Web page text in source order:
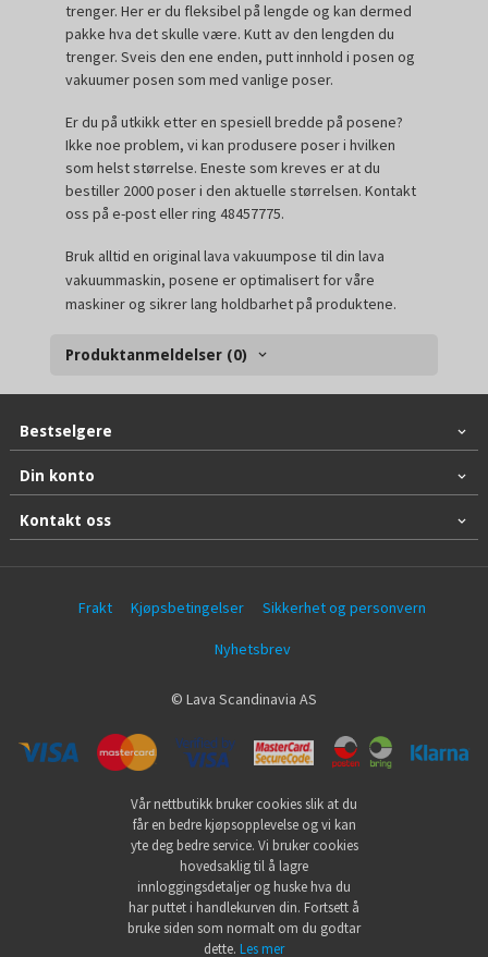
trenger. Her er du fleksibel på lengde og kan dermed
pakke hva det skulle være. Kutt av den lengden du
trenger. Sveis den ene enden, putt innhold i posen og
vakuumer posen som med vanlige poser.
Er du på utkikk etter en spesiell bredde på posene?
Ikke noe problem, vi kan produsere poser i hvilken
som helst størrelse. Eneste som kreves er at du
bestiller 2000 poser i den aktuelle størrelsen. Kontakt
oss på e-post eller ring 48457775.
Bruk alltid en original lava vakuumpose til din lava
vakuummaskin, posene er optimalisert for våre
maskiner og sikrer lang holdbarhet på produktene.
Produktanmeldelser (0)
Bestselgere
Din konto
Kontakt oss
Frakt Kjøpsbetingelser Sikkerhet og personvern
Nyhetsbrev
© Lava Scandinavia AS
Vår nettbutikk bruker cookies slik at du
får en bedre kjøpsopplevelse og vi kan
yte deg bedre service. Vi bruker cookies
hovedsaklig til å lagre
innloggingsdetaljer og huske hva du
har puttet i handlekurven din. Fortsett å
bruke siden som normalt om du godtar
dette. Les mer